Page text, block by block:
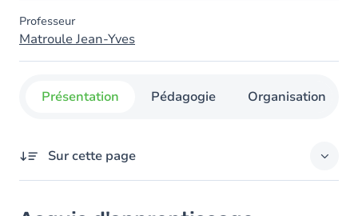
Professeur
Matroule Jean-Yves
Présentation Pédagogie Organisation
Sur cette page